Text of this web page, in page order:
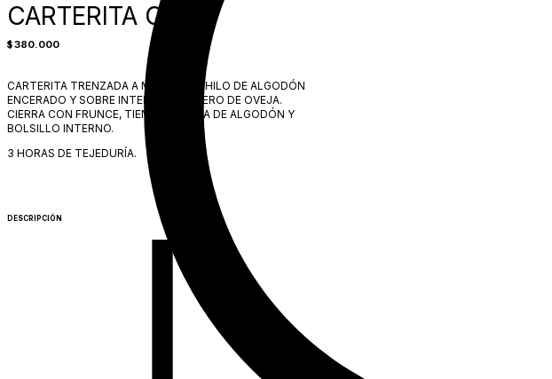
CARTERITA ORTIZ
$380.000
CARTERITA TRENZADA A MANO CON HILO DE ALGODÓN
ENCERADO Y SOBRE INTERNO DE CUERO DE OVEJA.
CIERRA CON FRUNCE, TIENE FORRERÍA DE ALGODÓN Y
BOLSILLO INTERNO.
3 HORAS DE TEJEDURÍA.
DESCRIPCIÓN